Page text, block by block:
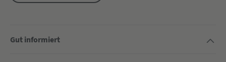
Gut informiert